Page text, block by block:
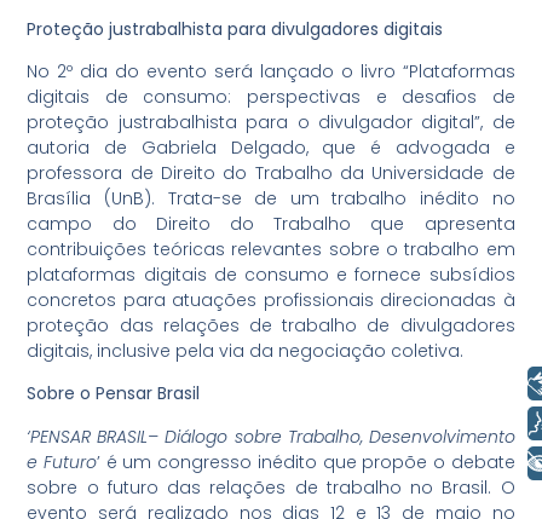
Proteção justrabalhista para divulgadores digitais
No 2º dia do evento será lançado o livro “Plataformas
digitais de consumo: perspectivas e desafios de
proteção justrabalhista para o divulgador digital”, de
autoria de Gabriela Delgado, que é advogada e
professora de Direito do Trabalho da Universidade de
Brasília (UnB). Trata-se de um trabalho inédito no
campo do Direito do Trabalho que apresenta
contribuições teóricas relevantes sobre o trabalho em
plataformas digitais de consumo e fornece subsídios
concretos para atuações profissionais direcionadas à
proteção das relações de trabalho de divulgadores
digitais, inclusive pela via da negociação coletiva.
Sobre o Pensar Brasil
‘PENSAR BRASIL– Diálogo sobre Trabalho, Desenvolvimento
e Futuro’ é um congresso inédito que propõe o debate
sobre o futuro das relações de trabalho no Brasil. O
evento será realizado nos dias 12 e 13 de maio no
Voz
+ Acessibilidade